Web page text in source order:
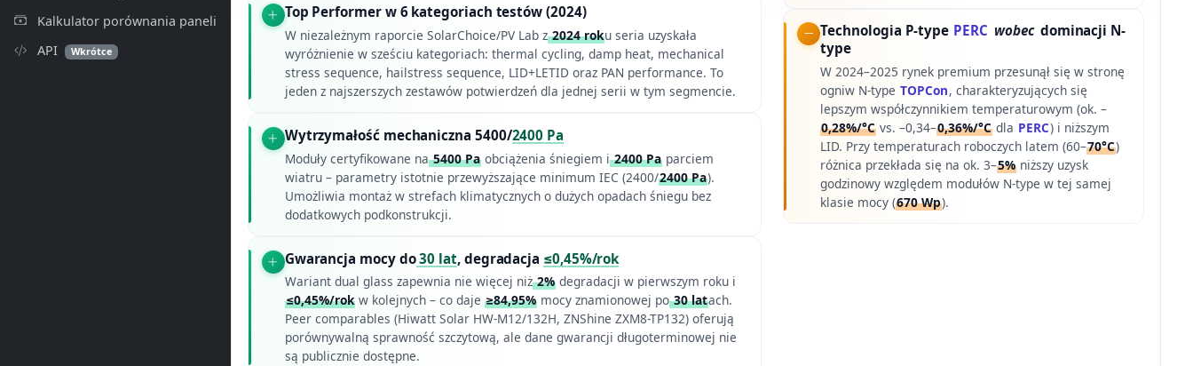
Kalkulator porównania paneli
API
Wkrótce
Top Performer w 6 kategoriach testów (2024)
W niezależnym raporcie SolarChoice/PV Lab z2024 roku seria uzyskała
wyróżnienie w sześciu kategoriach: thermal cycling, damp heat, mechanical
stress sequence, hailstress sequence, LID+LETID oraz PAN performance. To
jeden z najszerszych zestawów potwierdzeń dla jednej serii w tym segmencie.
Wytrzymałość mechaniczna 5400/2400 Pa
Moduły certyfikowane na5400 Paobciążenia śniegiem i2400 Paparciem
wiatru – parametry istotnie przewyższające minimum IEC (2400/2400 Pa).
Umożliwia montaż w strefach klimatycznych o dużych opadach śniegu bez
dodatkowych podkonstrukcji.
Gwarancja mocy do30 lat, degradacja ≤0,45%/rok
Wariant dual glass zapewnia nie więcej niż2%degradacji w pierwszym roku i
≤0,45%/rokw kolejnych – co daje ≥84,95%mocy znamionowej po30 latach.
Peer comparables (Hiwatt Solar HW-M12/132H, ZNShine ZXM8-TP132) oferują
porównywalną sprawność szczytową, ale dane gwarancji długoterminowej nie
są publicznie dostępne.
Technologia P-type PERC wobec dominacji N-
type
W 2024–2025 rynek premium przesunął się w stronę
ogniw N-type TOPCon, charakteryzujących się
lepszym współczynnikiem temperaturowym (ok. –
0,28%/°C vs. –0,34–0,36%/°C dla PERC) i niższym
LID. Przy temperaturach roboczych latem (60–70°C)
różnica przekłada się na ok. 3–5% niższy uzysk
godzinowy względem modułów N-type w tej samej
klasie mocy (670 Wp).